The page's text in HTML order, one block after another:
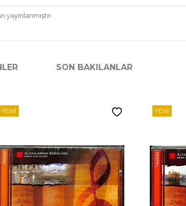
yayınlanmıştır.
SON BAKILANLAR
YENI YENI